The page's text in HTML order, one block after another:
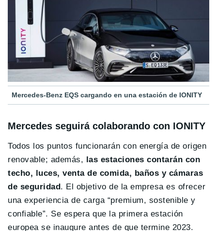
Mercedes-Benz EQS cargando en una estación de IONITY
Mercedes seguirá colaborando con IONITY
Todos los puntos funcionarán con energía de origen
renovable; además, las estaciones contarán con
techo, luces, venta de comida, baños y cámaras
de seguridad. El objetivo de la empresa es ofrecer
una experiencia de carga “premium, sostenible y
confiable”. Se espera que la primera estación
europea se inaugure antes de que termine 2023.